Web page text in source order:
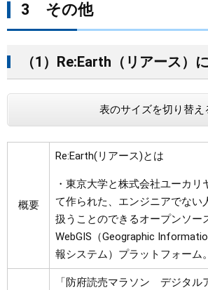
3 その他
（1）Re:Earth（リアース）
表のサイズを切り替え
概要
Re:Earth(リアース)とは
・東京大学と株式会社ユーカリ
て作られた、エンジニアでない
扱うことのできるオープンソー
WebGIS（Geographic
報システム）プラットフォーム。
「防府読売マラソン デジタル